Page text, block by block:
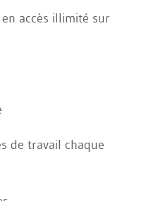
graves et peuvent
immédiat.
si la manipulation
un préjudice
sans préavis.
licenciement
en accès illimité sur
de travail chaque